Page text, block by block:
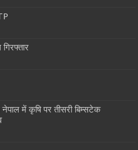
में कृषि पर तीसरी बिम्सटेक